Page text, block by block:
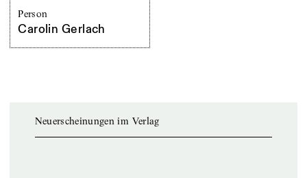
Person
Carolin Gerlach
Neuerscheinungen im Verlag